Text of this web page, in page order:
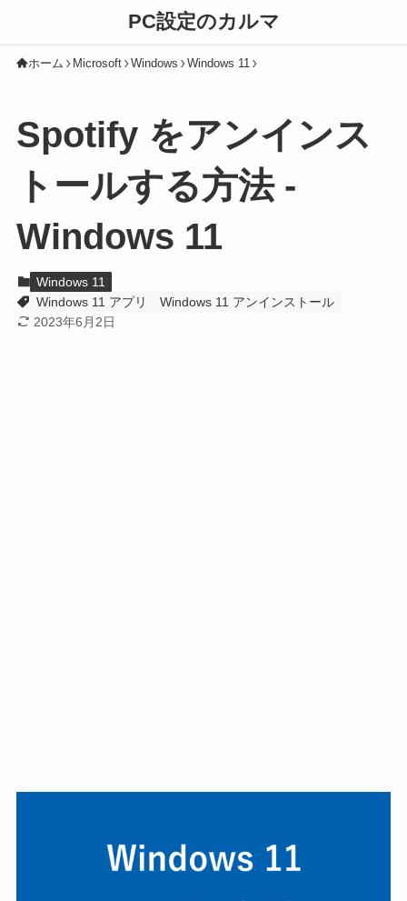
PC設定のカルマ
ホーム Microsoft Windows Windows 11
Spotify をアンインス
トールする方法 -
Windows 11
Windows 11
Windows 11 アプリ
Windows 11 アンインストール
2023年6月2日